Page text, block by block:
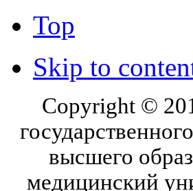
Top
Skip to
Copyright ©
высшего
медицинский